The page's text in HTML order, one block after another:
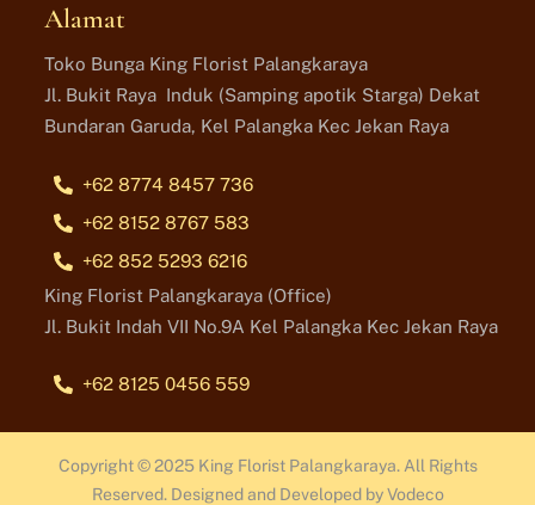
Alamat
Toko Bunga King Florist Palangkaraya
Jl. Bukit Raya Induk (Samping apotik Starga) Dekat
Bundaran Garuda, Kel Palangka Kec Jekan Raya
+62 8774 8457 736
+62 8152 8767 583
+62 852 5293 6216
King Florist Palangkaraya (Office)
Jl. Bukit Indah VII No.9A Kel Palangka Kec Jekan Raya
+62 8125 0456 559
Copyright © 2025 King Florist Palangkaraya. All Rights
Reserved. Designed and Developed by Vodeco